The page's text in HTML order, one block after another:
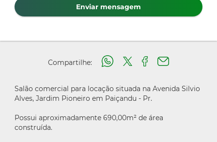
Enviar mensagem
Compartilhe:
Salão comercial para locação situada na Avenida Silvio
Alves, Jardim Pioneiro em Paiçandu - Pr.
Possui aproximadamente 690,00m² de área
construída.